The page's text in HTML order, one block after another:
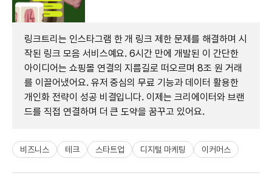
링크트리는 인스타그램 한 개 링크 제한 문제를 해결하며 시
작된 링크 모음 서비스예요. 6시간 만에 개발된 이 간단한
아이디어는 쇼핑몰 연결의 지름길로 떠오르며 8조 원 거래
를 이끌어냈어요. 유저 중심의 무료 기능과 데이터 활용한
개인화 전략이 성공 비결입니다. 이제는 크리에이터와 브랜
드를 직접 연결하며 더 큰 도약을 꿈꾸고 있어요.
비즈니스 테크 스타트업 디지털 마케팅 이커머스